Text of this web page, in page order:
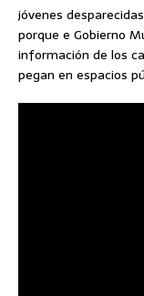
jóvenes
porque e Gobierno
información de los
pegan en espacios